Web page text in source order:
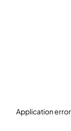
Application